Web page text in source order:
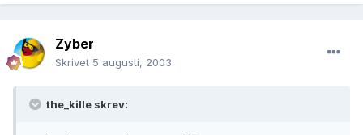
Zyber
Skrivet 5 augusti, 2003
the_kille skrev: